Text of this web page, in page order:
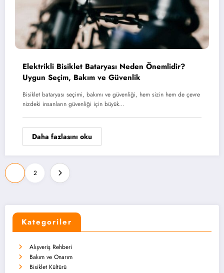
Elektrikli Bisiklet Bataryası Neden Önemlidir?
Uygun Seçim, Bakım ve Güvenlik
Bisiklet bataryası seçimi, bakımı ve güvenliği, hem sizin hem de çevre
nizdeki insanların güvenliği için büyük…
Daha fazlasını oku
Yazı
sayfalaması
2
Kategoriler
Alışveriş Rehberi
Bakım ve Onarım
Bisiklet Kültürü